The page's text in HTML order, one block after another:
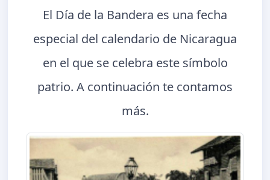
El Día de la Bandera es una fecha
especial del calendario de Nicaragua
en el que se celebra este símbolo
patrio. A continuación te contamos
más.